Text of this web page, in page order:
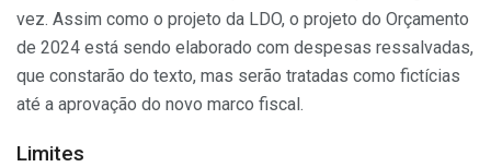
vez. Assim como o projeto da LDO, o projeto do Orçamento
de 2024 está sendo elaborado com despesas ressalvadas,
que constarão do texto, mas serão tratadas como fictícias
até a aprovação do novo marco fiscal.
Limites